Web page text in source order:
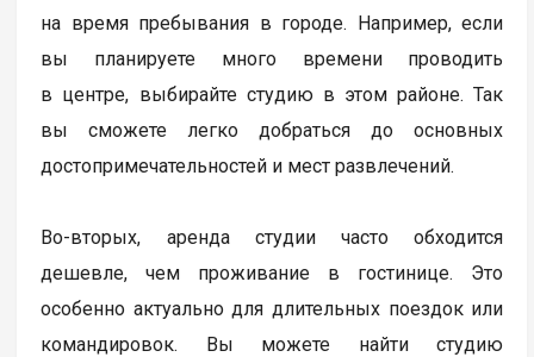
на время пребывания в городе. Например, если
вы планируете много времени проводить
в центре, выбирайте студию в этом районе. Так
вы сможете легко добраться до основных
достопримечательностей и мест развлечений.
Во-вторых, аренда студии часто обходится
дешевле, чем проживание в гостинице. Это
особенно актуально для длительных поездок или
командировок. Вы можете найти студию